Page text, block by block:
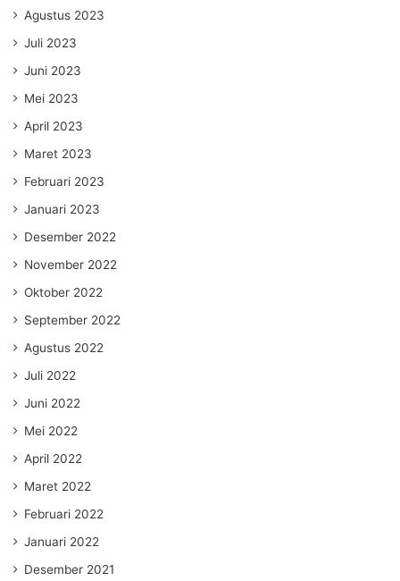
Agustus 2023
Juli 2023
Juni 2023
Mei 2023
April 2023
Maret 2023
Februari 2023
Januari 2023
Desember 2022
November 2022
Oktober 2022
September 2022
Agustus 2022
Juli 2022
Juni 2022
Mei 2022
April 2022
Maret 2022
Februari 2022
Januari 2022
Desember 2021